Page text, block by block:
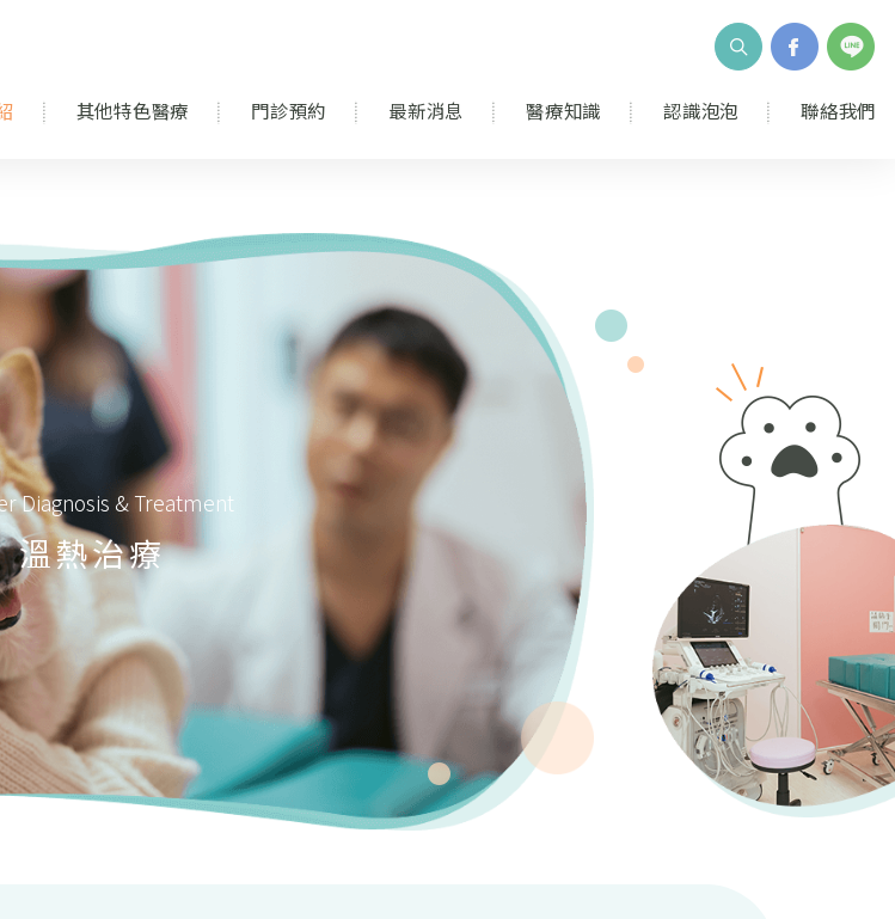
其他特色醫療 門診預約 最新消息 醫療知識 認識泡泡 聯絡我們
Diagnosis & Treatment
溫熱治療